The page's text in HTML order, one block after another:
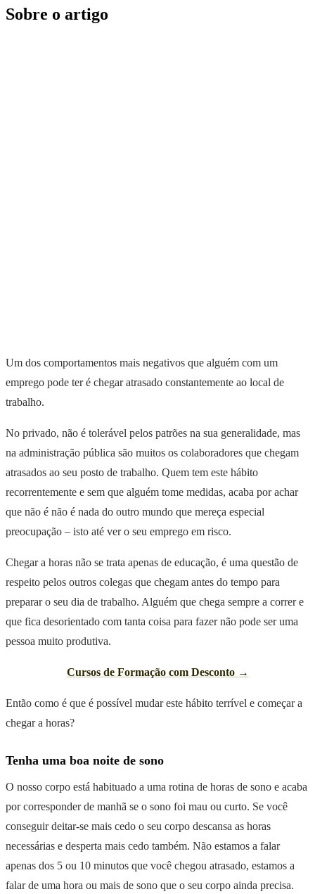
Sobre o artigo
Um dos comportamentos mais negativos que alguém com um
emprego pode ter é chegar atrasado constantemente ao local de
trabalho.
No privado, não é tolerável pelos patrões na sua generalidade, mas
na administração pública são muitos os colaboradores que chegam
atrasados ao seu posto de trabalho. Quem tem este hábito
recorrentemente e sem que alguém tome medidas, acaba por achar
que não é não é nada do outro mundo que mereça especial
preocupação – isto até ver o seu emprego em risco.
Chegar a horas não se trata apenas de educação, é uma questão de
respeito pelos outros colegas que chegam antes do tempo para
preparar o seu dia de trabalho. Alguém que chega sempre a correr e
que fica desorientado com tanta coisa para fazer não pode ser uma
pessoa muito produtiva.
Cursos de Formação com Desconto →
Então como é que é possível mudar este hábito terrível e começar a
chegar a horas?
Tenha uma boa noite de sono
O nosso corpo está habituado a uma rotina de horas de sono e acaba
por corresponder de manhã se o sono foi mau ou curto. Se você
conseguir deitar-se mais cedo o seu corpo descansa as horas
necessárias e desperta mais cedo também. Não estamos a falar
apenas dos 5 ou 10 minutos que você chegou atrasado, estamos a
falar de uma hora ou mais de sono que o seu corpo ainda precisa.